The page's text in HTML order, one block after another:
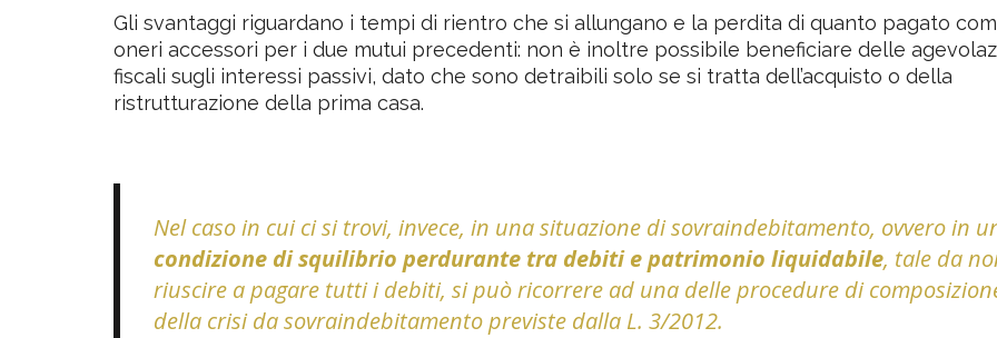
Gli svantaggi riguardano i tempi di rientro che si allungano e la perdita di quanto pagato
oneri accessori per i due mutui precedenti: non è inoltre possibile beneficiare delle
fiscali sugli interessi passivi, dato che sono detraibili solo se si tratta dell’acquisto o della
ristrutturazione della prima casa.
Nel caso in cui ci si trovi, invece, in una situazione di sovraindebitamento, ovvero in
condizione di squilibrio perdurante tra debiti e patrimonio liquidabile, tale da
riuscire a pagare tutti i debiti, si può ricorrere ad una delle procedure di
della crisi da sovraindebitamento previste dalla L. 3/2012.